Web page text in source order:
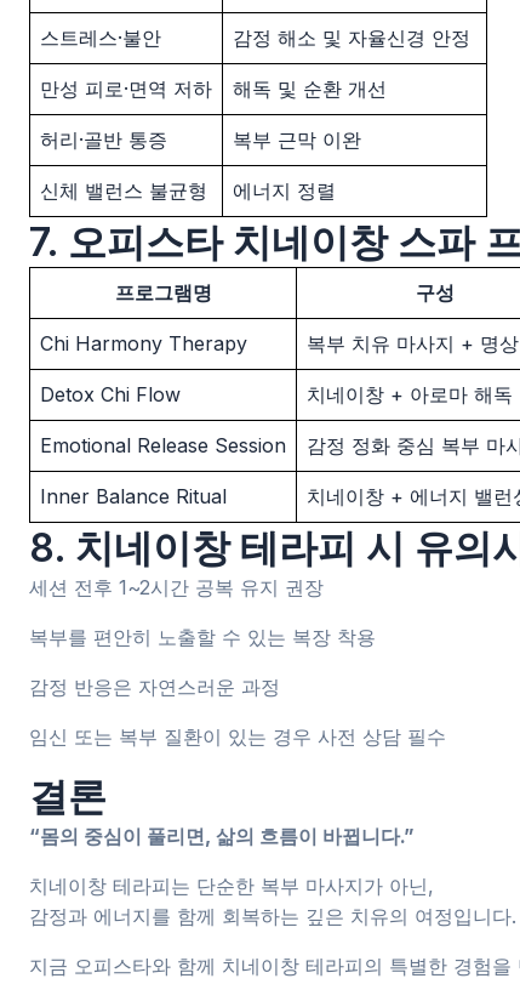
스트레스·불안 감정 해소 및 자율신경 안정
만성 피로·면역 저하 해독 및 순환 개선
허리·골반 통증 복부 근막 이완
신체 밸런스 불균형 에너지 정렬
7. 오피스타 치네이창 스파
프로그램명 구성
Chi Harmony Therapy 복부 치유 마사지 + 명
Detox Chi Flow 치네이창 + 아로마 해독
Emotional Release Session 감정 정화 중심 복부 마
Inner Balance Ritual 치네이창 + 에너지 밸런
8. 치네이창 테라피 시 유의
세션 전후 1~2시간 공복 유지 권장
복부를 편안히 노출할 수 있는 복장 착용
감정 반응은 자연스러운 과정
임신 또는 복부 질환이 있는 경우 사전 상담 필수
결론
“몸의 중심이 풀리면, 삶의 흐름이 바뀝니다.”
치네이창 테라피는 단순한 복부 마사지가 아닌,
감정과 에너지를 함께 회복하는 깊은 치유의 여정입니다.
지금 오피스타와 함께 치네이창 테라피의 특별한 경험을